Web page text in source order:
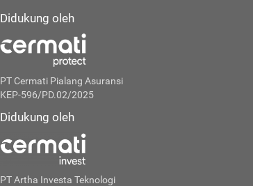
Didukung oleh
PT Cermati Pialang Asuransi
KEP-596/PD.02/2025
Didukung oleh
PT Artha Investa Teknologi